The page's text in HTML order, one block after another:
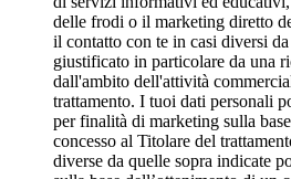
delle frodi o il marketing diretto
il contatto con te in casi diversi
giustificato in particolare da una
dall'ambito dell'attività
trattamento. I tuoi dati personali
per finalità di marketing sulla
concesso al Titolare del
diverse da quelle sopra indicate